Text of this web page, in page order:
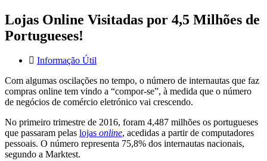
Lojas Online Visitadas por 4,5 Milhões de
Portugueses!
Informação Útil
Com algumas oscilações no tempo, o número de internautas que faz
compras online tem vindo a “compor-se”, à medida que o número
de negócios de comércio eletrónico vai crescendo.
No primeiro trimestre de 2016, foram 4,487 milhões os portugueses
que passaram pelas lojas online, acedidas a partir de computadores
pessoais. O número representa 75,8% dos internautas nacionais,
segundo a Marktest.